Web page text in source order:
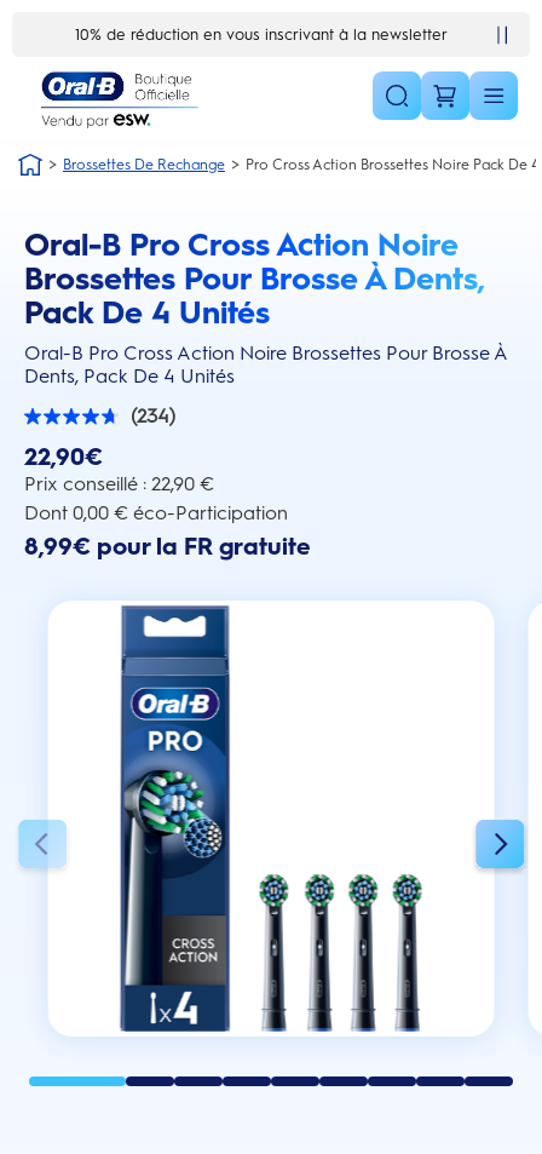
10% de réduction en vous inscrivant à la newsletter
Brossettes De Rechange Pro Cross Action Brossettes Noire Pack De 4
Oral-B Pro Cross Action Noire
Brossettes Pour Brosse À Dents,
Pack De 4 Unités
Oral-B Pro Cross Action Noire Brossettes Pour Brosse À
Dents, Pack De 4 Unités
this action will scroll you to the reviews section
(234)
4.7
5
étoiles.
avis
22,90€
Prix conseillé : 22,90 €
Dont 0,00 € éco-Participation
8,99€ pour la FR gratuite